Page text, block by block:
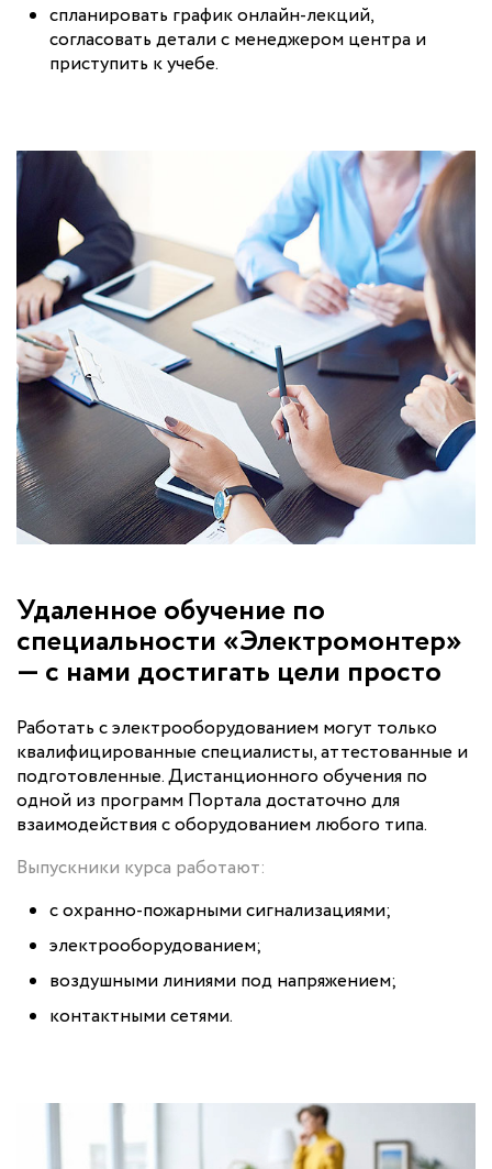
спланировать график онлайн-лекций,
согласовать детали с менеджером центра и
приступить к учебе.
Удаленное обучение по
специальности «Электромонтер»
— с нами достигать цели просто
Работать с электрооборудованием могут только
квалифицированные специалисты, аттестованные и
подготовленные. Дистанционного обучения по
одной из программ Портала достаточно для
взаимодействия с оборудованием любого типа.
Выпускники курса работают:
с охранно-пожарными сигнализациями;
электрооборудованием;
воздушными линиями под напряжением;
контактными сетями.